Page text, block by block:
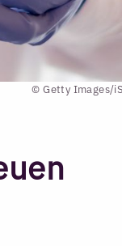
© Getty Images/